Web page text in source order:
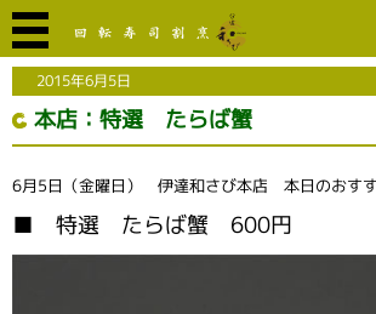
2015年6月5日
本店：特選 たらば蟹
6月5日（金曜日） 伊達和さび本店 本日のおす
■ 特選 たらば蟹 600円